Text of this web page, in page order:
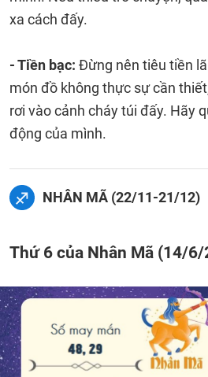
xa cách đấy.
- Tiền bạc: Đừng nên tiêu tiền
món đồ không thực sự cần
rơi vào cảnh cháy túi đấy. Hãy
động của mình.
NHÂN MÃ (22/11-21/12)
Thứ 6 của Nhân Mã (14/